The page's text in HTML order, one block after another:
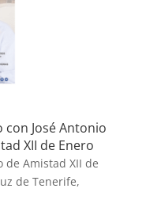
José Antonio
XII de Enero
de Amistad XII de
de Tenerife,